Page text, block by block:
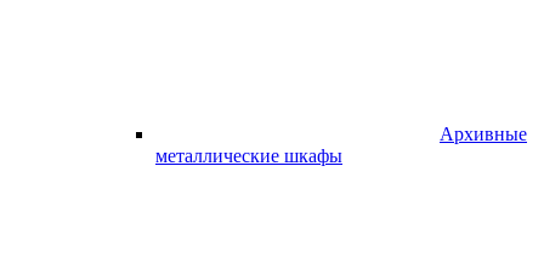
Архивные
металлические шкафы